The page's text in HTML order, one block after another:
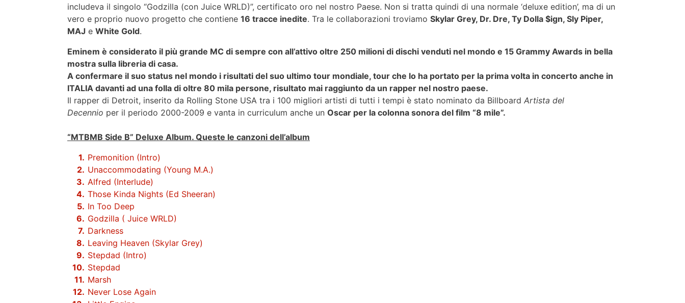
includeva il singolo “Godzilla (con Juice WRLD)”, certificato oro nel nostro Paese. Non si tratta quindi di una normale ‘deluxe edition’, ma di un
vero e proprio nuovo progetto che contiene 16 tracce inedite. Tra le collaborazioni troviamo Skylar Grey, Dr. Dre, Ty Dolla $ign, Sly Piper,
MAJ e White Gold.
Eminem è considerato il più grande MC di sempre con all’attivo oltre 250 milioni di dischi venduti nel mondo e 15 Grammy Awards in bella
mostra sulla libreria di casa.
A confermare il suo status nel mondo i risultati del suo ultimo tour mondiale, tour che lo ha portato per la prima volta in concerto anche in
ITALIA davanti ad una folla di oltre 80 mila persone, risultato mai raggiunto da un rapper nel nostro paese.
Il rapper di Detroit, inserito da Rolling Stone USA tra i 100 migliori artisti di tutti i tempi è stato nominato da Billboard Artista del
Decennio per il periodo 2000-2009 e vanta in curriculum anche un Oscar per la colonna sonora del film “8 mile”.
“MTBMB Side B” Deluxe Album. Queste le canzoni dell’album
Premonition (Intro)
Unaccommodating (Young M.A.)
Alfred (Interlude)
Those Kinda Nights (Ed Sheeran)
In Too Deep
Godzilla ( Juice WRLD)
Darkness
Leaving Heaven (Skylar Grey)
Stepdad (Intro)
Stepdad
Marsh
Never Lose Again